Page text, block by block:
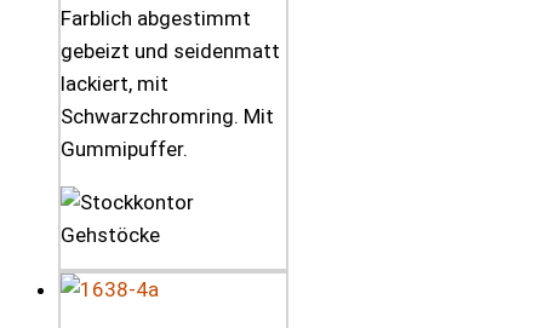
Farblich abgestimmt
gebeizt und seidenmatt
lackiert, mit
Schwarzchromring. Mit
Gummipuffer.